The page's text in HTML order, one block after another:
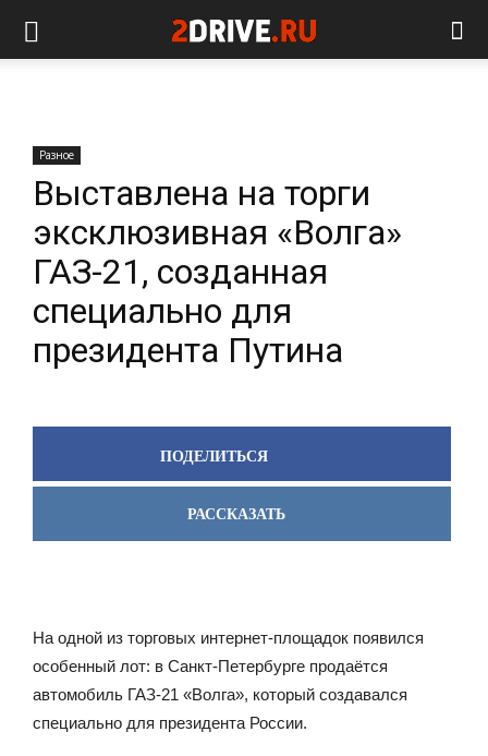
Разное
Выставлена на торги
эксклюзивная «Волга»
ГАЗ-21, созданная
специально для
президента Путина
ПОДЕЛИТЬСЯ
РАССКАЗАТЬ
На одной из торговых интернет-площадок появился
особенный лот: в Санкт-Петербурге продаётся
автомобиль ГАЗ-21 «Волга», который создавался
специально для президента России.